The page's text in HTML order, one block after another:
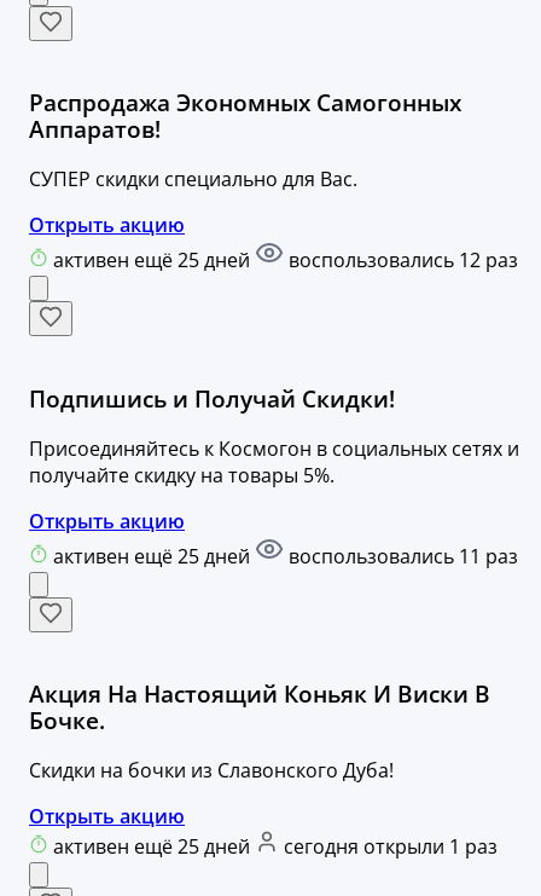
Распродажа Экономных Самогонных
Аппаратов!
СУПЕР скидки специально для Вас.
Открыть акцию
активен ещё 25 дней
воспользовались 12 раз
Подпишись и Получай Скидки!
Присоединяйтесь к Космогон в социальных сетях и
получайте скидку на товары 5%.
Открыть акцию
активен ещё 25 дней
воспользовались 11 раз
Акция На Настоящий Коньяк И Виски В
Бочке.
Скидки на бочки из Славонского Дуба!
Открыть акцию
активен ещё 25 дней
сегодня открыли 1 раз